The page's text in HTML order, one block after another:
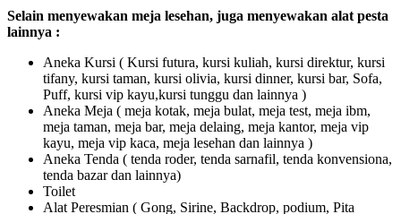
Selain menyewakan meja lesehan, juga menyewakan alat pesta
lainnya :
Aneka Kursi ( Kursi futura, kursi kuliah, kursi direktur, kursi
tifany, kursi taman, kursi olivia, kursi dinner, kursi bar, Sofa,
Puff, kursi vip kayu,kursi tunggu dan lainnya )
Aneka Meja ( meja kotak, meja bulat, meja test, meja ibm,
meja taman, meja bar, meja delaing, meja kantor, meja vip
kayu, meja vip kaca, meja lesehan dan lainnya )
Aneka Tenda ( tenda roder, tenda sarnafil, tenda konvensiona,
tenda bazar dan lainnya)
Toilet
Alat Peresmian ( Gong, Sirine, Backdrop, podium, Pita